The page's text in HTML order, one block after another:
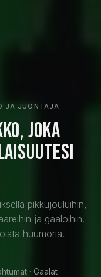
JA JUONTAJA
joka
pikkujouluihin,
ja gaaloihin.
huumoria.
· Gaalat